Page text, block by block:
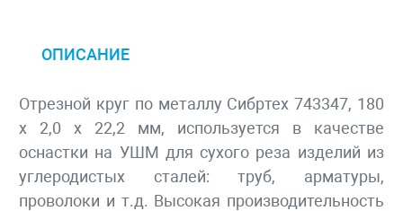
ОПИСАНИЕ
Отрезной круг по металлу Сибртех 743347, 180
х 2,0 х 22,2 мм, используется в качестве
оснастки на УШМ для сухого реза изделий из
углеродистых сталей: труб, арматуры,
проволоки и т.д. Высокая производительность